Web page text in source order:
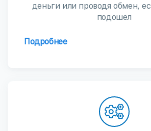
деньги или проводя обмен,
подошел
Подробнее